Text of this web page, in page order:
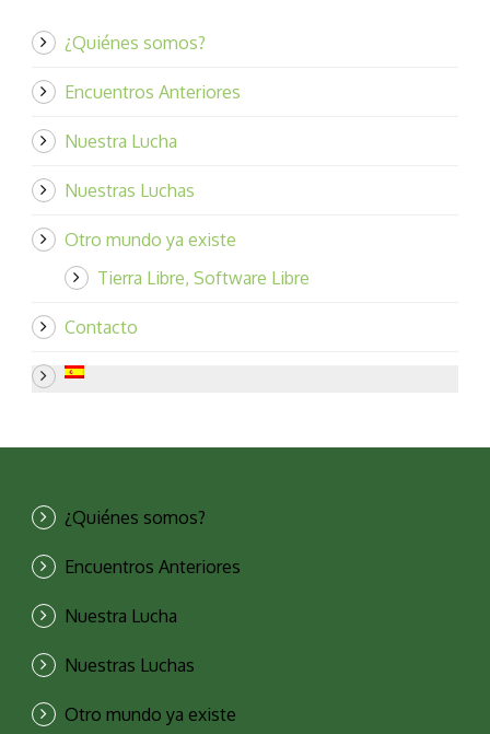
¿Quiénes somos?
Encuentros Anteriores
Nuestra Lucha
Nuestras Luchas
Otro mundo ya existe
Tierra Libre, Software Libre
Contacto
¿Quiénes somos?
Encuentros Anteriores
Nuestra Lucha
Nuestras Luchas
Otro mundo ya existe